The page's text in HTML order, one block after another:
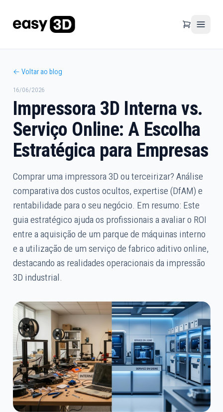
← Voltar ao blog
16/06/2026
Impressora 3D Interna vs.
Serviço Online: A Escolha
Estratégica para Empresas
Comprar uma impressora 3D ou terceirizar? Análise
comparativa dos custos ocultos, expertise (DfAM) e
rentabilidade para o seu negócio. Em resumo: Este
guia estratégico ajuda os profissionais a avaliar o ROI
entre a aquisição de um parque de máquinas interno
e a utilização de um serviço de fabrico aditivo online,
destacando as realidades operacionais da impressão
3D industrial.